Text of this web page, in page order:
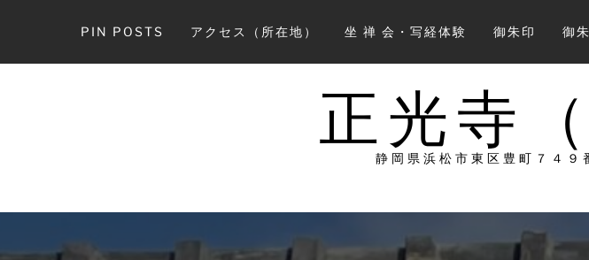
ン
PIN POSTS アクセス（所在地） 坐 禅 会・写経体験 御朱印 御
正光寺
静岡県浜松市東区豊町７